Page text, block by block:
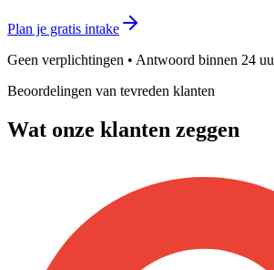
Plan je gratis intake
Geen verplichtingen • Antwoord binnen 24
Beoordelingen van tevreden klanten
Wat onze klanten zeggen